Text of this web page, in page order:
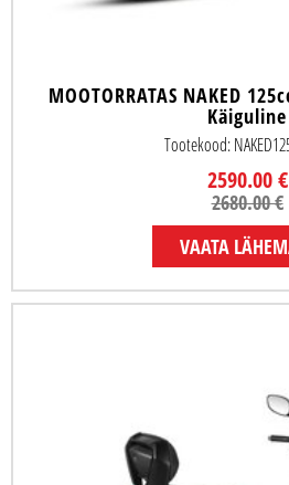
MOOTORRATAS NAKED
Käiguline
Tootekood:
2590.00 €
2680.00 €
VAATA